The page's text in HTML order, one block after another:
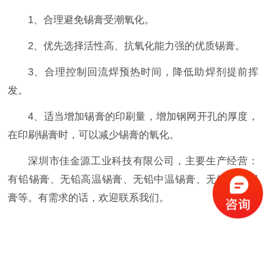
1、合理避免锡膏受潮氧化。
2、优先选择活性高、抗氧化能力强的优质锡膏。
3、合理控制回流焊预热时间，降低助焊剂提前挥
发。
4、适当增加锡膏的印刷量，增加钢网开孔的厚度，
在印刷锡膏时，可以减少锡膏的氧化。
深圳市佳金源工业科技有限公司，主要生产经营：
有铅锡膏、无铅高温锡膏、无铅中温锡膏、无铅低温锡
膏等。有需求的话，欢迎联系我们。